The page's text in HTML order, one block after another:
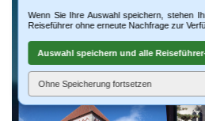
Wenn Sie Ihre Auswahl speichern, stehen
Reiseführer ohne erneute Nachfrage zur
Auswahl speichern und alle
Ohne Speicherung fortsetzen